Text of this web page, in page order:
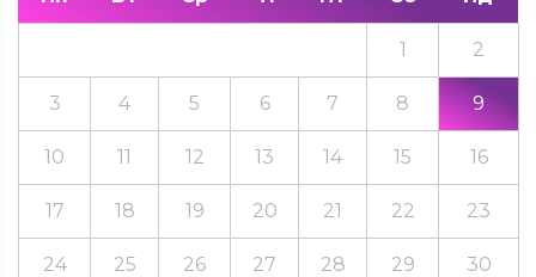
1 2
3 4 5 6 7 8 9
10 11 12 13 14 15 16
17 18 19 20 21 22 23
24 25 26 27 28 29 30